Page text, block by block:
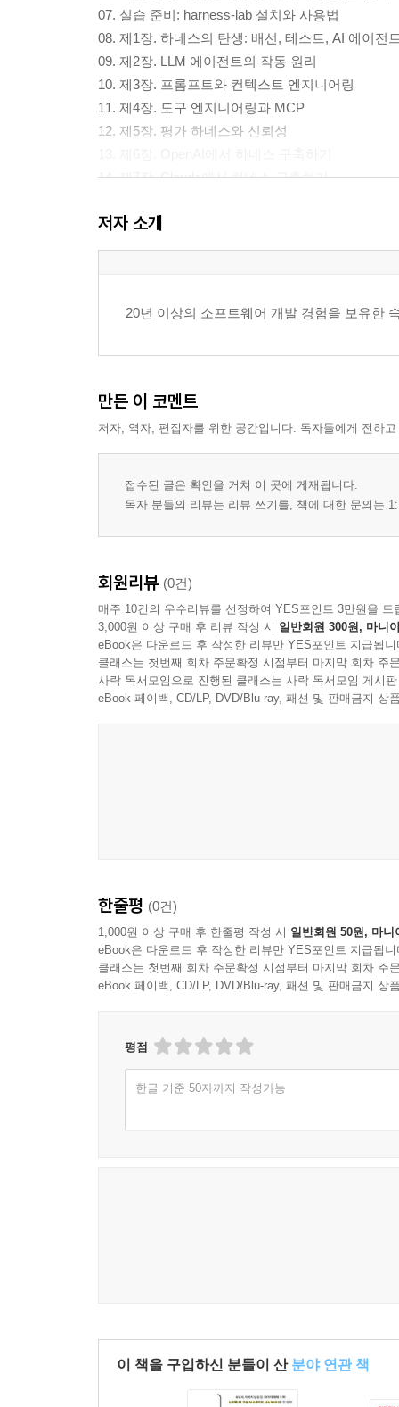
07. 실습 준비: harness-lab 설치와 사용법
08. 제1장. 하네스의 탄생: 배선, 테스트, AI 에이전
09. 제2장. LLM 에이전트의 작동 원리
10. 제3장. 프롬프트와 컨텍스트 엔지니어링
11. 제4장. 도구 엔지니어링과 MCP
12. 제5장. 평가 하네스와 신뢰성
14. 제7장. Claude에서 하네스 구축하기
16. 제9장. Generator-Evaluator 하네스
17. 제10장. 안전, 거버넌스, 운영
20. 제13장. “하네스가 전부다”: ACI에서 에이전트
24. 부록 C. 함께 따라하는 하네스 실습 워크시트
25. 부록 D. AI의 기억을 설계하는 법
26. 부록 E. Subagent와 Agent Teams를 구분하는
27. 최종 종합 보고서: 하네스 엔지니어링 한눈에
28. 맺음말: 하네스는 AI 시대의 업무 운영체제다
저자 소개
20년 이상의 소프트웨어 개발 경험을 보유한
만든 이 코멘트
저자, 역자, 편집자를 위한 공간입니다. 독자들에게 전하
접수된 글은 확인을 거쳐 이 곳에 게재됩니다.
독자 분들의 리뷰는 리뷰 쓰기를, 책에 대한 문의는
회원리뷰 (0건)
매주 10건의 우수리뷰를 선정하여 YES포인트 3만원을 드
3,000원 이상 구매 후 리뷰 작성 시 일반회원 300원, 마니
eBook은 다운로드 후 작성한 리뷰만 YES포인트 지급됩니
클래스는 첫번째 회차 주문확정 시점부터 마지막 회차 주
사락 독서모임으로 진행된 클래스는 사락 독서모임 게시
eBook 페이백, CD/LP, DVD/Blu-ray, 패션 및 판매금지 상
한줄평 (0건)
1,000원 이상 구매 후 한줄평 작성 시 일반회원 50원, 마니
eBook은 다운로드 후 작성한 리뷰만 YES포인트 지급됩니
클래스는 첫번째 회차 주문확정 시점부터 마지막 회차 주
eBook 페이백, CD/LP, DVD/Blu-ray, 패션 및 판매금지 상
평점
한글 기준 50자까지 작성가능
이 책을 구입하신 분들이 산 분야 연관 책